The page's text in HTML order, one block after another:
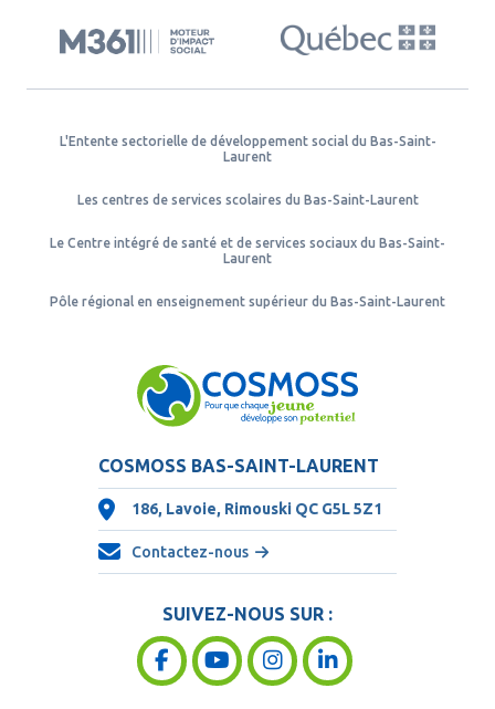
L'Entente sectorielle de développement social du Bas-Saint-
Laurent
Les centres de services scolaires du Bas-Saint-Laurent
Le Centre intégré de santé et de services sociaux du Bas-Saint-
Laurent
Pôle régional en enseignement supérieur du Bas-Saint-Laurent
COSMOSS BAS-SAINT-LAURENT
186, Lavoie, Rimouski QC G5L 5Z1
Contactez-nous
SUIVEZ-NOUS SUR :